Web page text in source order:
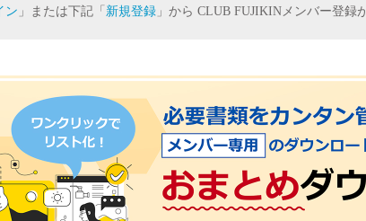
ン 」または下記「 新規登録 」から CLUB FUJIKINメンバー登録